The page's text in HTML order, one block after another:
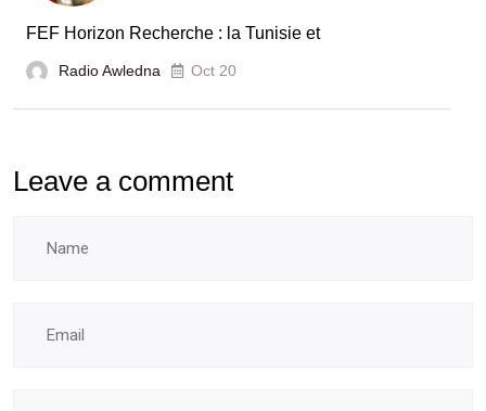
FEF Horizon Recherche : la Tunisie et
Radio Awledna Oct 20
Leave a comment